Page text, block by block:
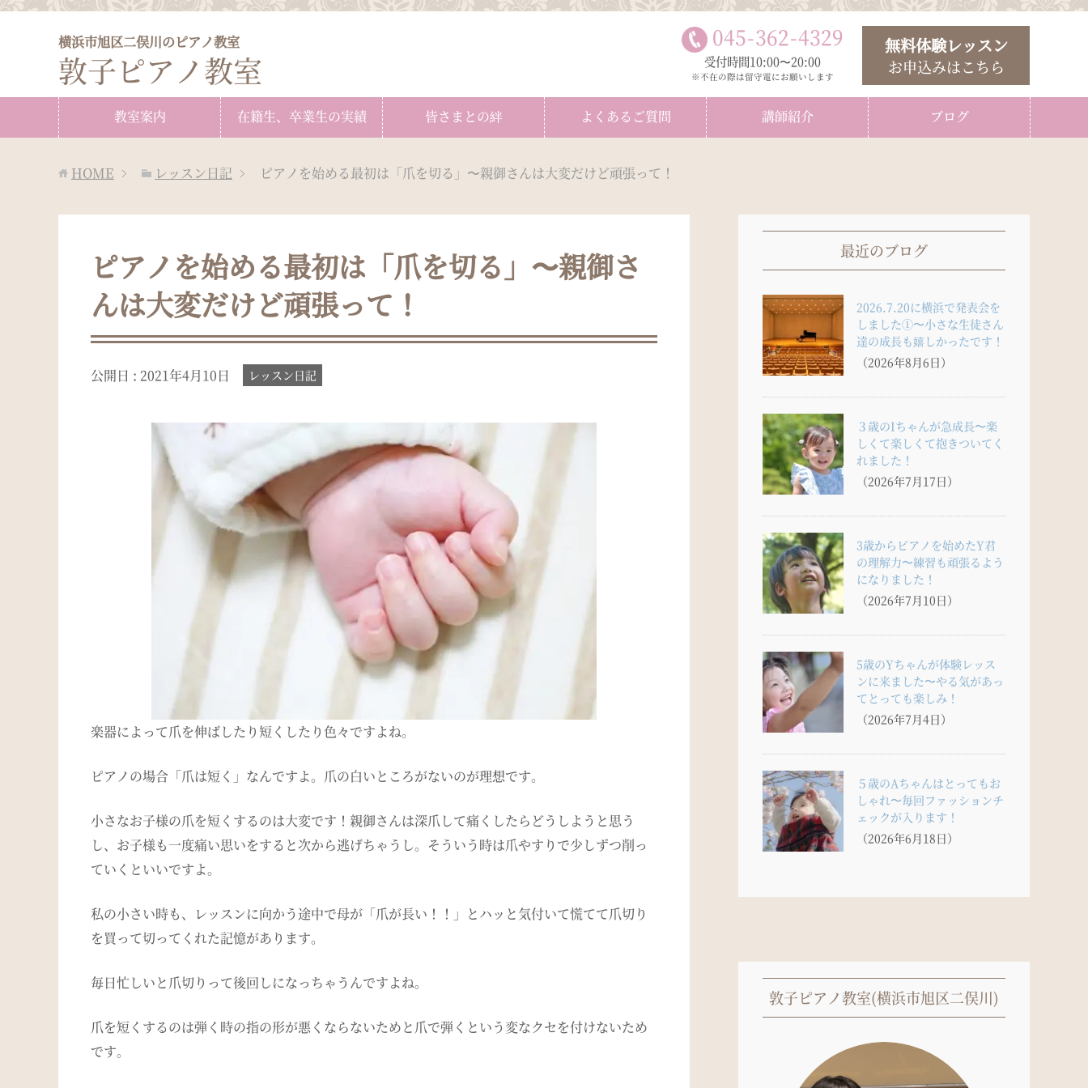
横浜市旭区二俣川のピアノ教室
敦子ピアノ教室
045-362-4329
受付時間10:00〜20:00
※不在の際は留守電にお願いします
無料体験レッスン
お申込みはこちら
教室案内 在籍生、卒業生の実績 皆さまとの絆 よくあるご質問 講師紹介 ブログ
HOME レッスン日記 ピアノを始める最初は「爪を切る」〜親御さんは大変だけど頑張って！
ピアノを始める最初は「爪を切る」〜親御さ
んは大変だけど頑張って！
公開日 : 2021年4月10日 レッスン日記
楽器によって爪を伸ばしたり短くしたり色々ですよね。
ピアノの場合「爪は短く」なんですよ。爪の白いところがないのが理想です。
小さなお子様の爪を短くするのは大変です！親御さんは深爪して痛くしたらどうしようと思う
し、お子様も一度痛い思いをすると次から逃げちゃうし。そういう時は爪やすりで少しずつ削っ
ていくといいですよ。
私の小さい時も、レッスンに向かう途中で母が「爪が長い！！」とハッと気付いて慌てて爪切り
を買って切ってくれた記憶があります。
毎日忙しいと爪切りって後回しになっちゃうんですよね。
爪を短くするのは弾く時の指の形が悪くならないためと爪で弾くという変なクセを付けないため
です。
最近のブログ
2026.7.20に横浜で発表会を
しました①〜小さな生徒さん
達の成長も嬉しかったです！
（2026年8月6日）
３歳のIちゃんが急成長〜楽
しくて楽しくて抱きついてく
れました！
（2026年7月17日）
3歳からピアノを始めたY君
の理解力〜練習も頑張るよう
になりました！
（2026年7月10日）
5歳のYちゃんが体験レッス
ンに来ました〜やる気があっ
てとっても楽しみ！
（2026年7月4日）
５歳のAちゃんはとってもお
しゃれ〜毎回ファッションチ
ェックが入ります！
（2026年6月18日）
敦子ピアノ教室(横浜市旭区二俣川)